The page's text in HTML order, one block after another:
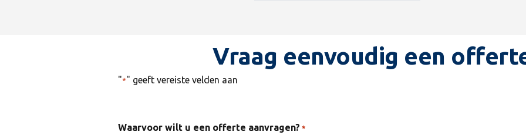
Vraag eenvoudig een
"*" geeft vereiste velden aan
Waarvoor wilt u een offerte aanvragen? *